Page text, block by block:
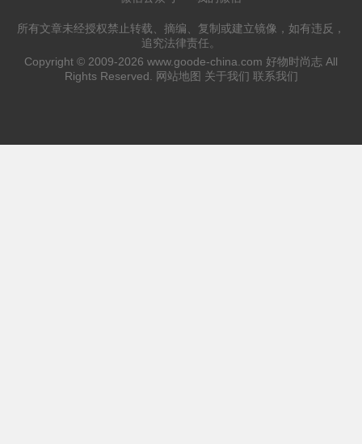
所有文章未经授权禁止转载、摘编、复制或建立镜像，如有违反，
追究法律责任。
Copyright © 2009-2026 www.goode-china.com 好物时尚志 All
Rights Reserved.
网站地图 关于我们 联系我们